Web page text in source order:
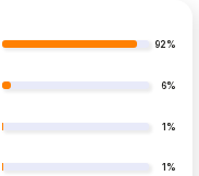
92%
6%
1%
1%